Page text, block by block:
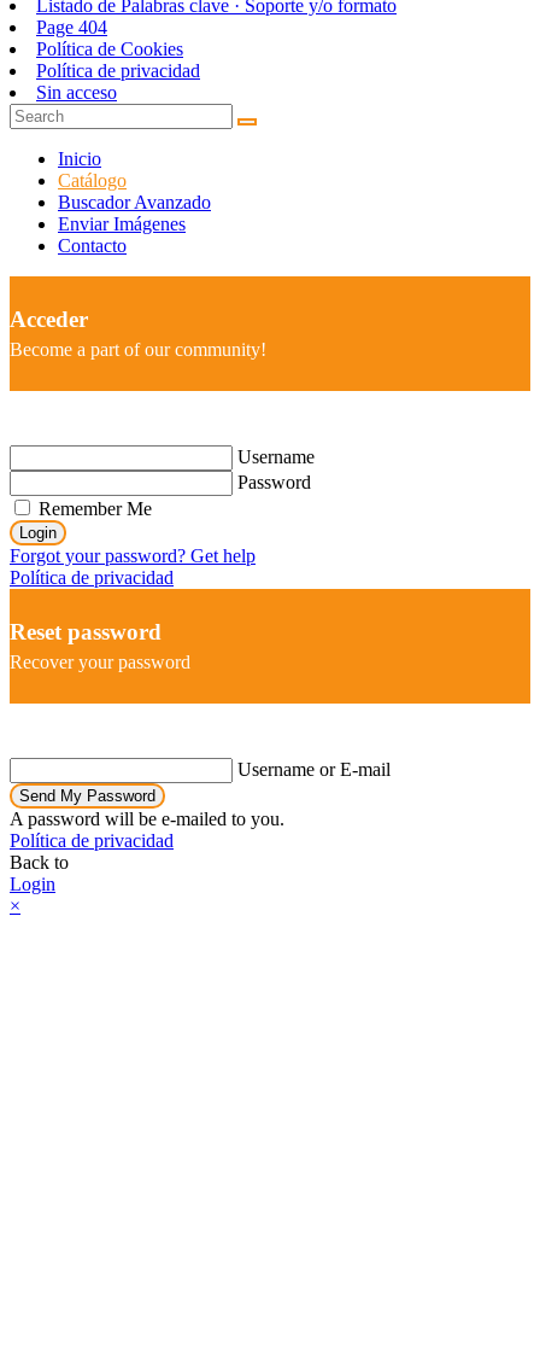
Listado de Palabras clave · Soporte y/o formato
Page 404
Política de Cookies
Política de privacidad
Sin acceso
Inicio
Catálogo
Buscador Avanzado
Enviar Imágenes
Contacto
Acceder
Become a part of our community!
Username
Password
Remember Me
Login
Forgot your password? Get help
Política de privacidad
Reset password
Recover your password
Username or E-mail
Send My Password
A password will be e-mailed to you.
Política de privacidad
Back to
Login
×